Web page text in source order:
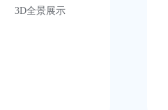
3D全景展示